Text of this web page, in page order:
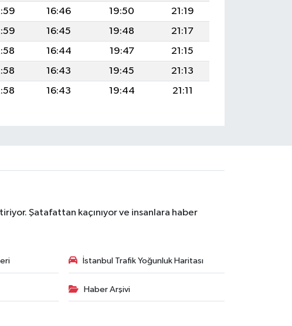
16:46 19:50
21:19
16:45 19:48
21:17
16:44 19:47
21:15
16:43 19:45
21:13
16:43 19:44 21:11
Şatafattan kaçınıyor ve insanlara haber
İstanbul Trafik Yoğunluk Haritası
Haber Arşivi